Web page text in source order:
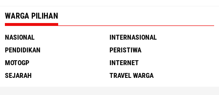
WARGA PILIHAN
NASIONAL
INTERNASIONAL
PENDIDIKAN
PERISTIWA
MOTOGP
INTERNET
SEJARAH
TRAVEL WARGA